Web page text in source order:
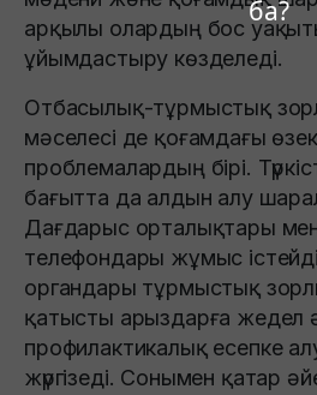
ба?
арқылы олардың бос
ұйымдастыру көзделеді.
Отбасылық-тұрмыстық
мәселесі де қоғамдағы
проблемалардың бірі.
бағытта да алдын алу
Дағдарыс орталықтары
телефондары жұмыс
органдары тұрмыстық
қатысты арыздарға жедел
профилактикалық есепке
жүргізеді. Сонымен қатар